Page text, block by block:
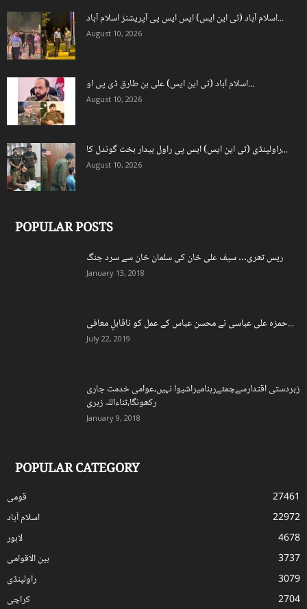
اسلام آباد (ٹی این ایس) ایس ایس پی آپریشنز اسلام آباد...
August 10, 2026
اسلام آباد (ٹی این ایس) علی بن طارق ڈی پی او...
August 10, 2026
راولپنڈی (ٹی این ایس) ایس پی راول بیدار بخت گوندل کا...
August 10, 2026
POPULAR POSTS
ریس تھری… سیف علی خان کی سلمان خان سے سرد جنگ
January 13, 2018
حمزہ علی عباسی نے محسن عباس کے عمل کو ناقابلِ معافی...
July 22, 2019
زبردستی اقتدارسےچمٹےرہنامیراشیوا نہیں،عوامی خدمت جاری
رکھونگا،ثناءاللہ زہری
January 9, 2018
POPULAR CATEGORY
قومی
27461
اسلام آباد
22972
لاہور
4678
بین الاقوامی
3737
راولپنڈی
3079
کراچی
2704